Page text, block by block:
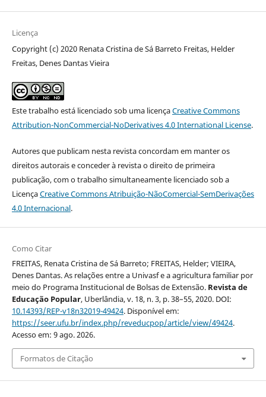
Licença
Copyright (c) 2020 Renata Cristina de Sá Barreto Freitas, Helder
Freitas, Denes Dantas Vieira
Este trabalho está licenciado sob uma licençaCreative Commons
Attribution-NonCommercial-NoDerivatives 4.0 International License.
Autores que publicam nesta revista concordam em manter os
direitos autorais e conceder à revista o direito de primeira
publicação, com o trabalho simultaneamente licenciado sob a
LicençaCreative Commons Atribuição-NãoComercial-SemDerivações
4.0 Internacional.
Como Citar
FREITAS, Renata Cristina de Sá Barreto; FREITAS, Helder; VIEIRA,
Denes Dantas. As relações entre a Univasf e a agricultura familiar por
meio do Programa Institucional de Bolsas de Extensão. Revista de
Educação Popular, Uberlândia, v. 18, n. 3, p. 38–55, 2020. DOI:
10.14393/REP-v18n32019-49424. Disponível em:
https://seer.ufu.br/index.php/reveducpop/article/view/49424.
Acesso em: 9 ago. 2026.
Formatos de Citação